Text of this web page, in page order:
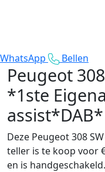
WhatsApp Bellen
Peugeot
*1ste
assist*DAB*
Deze Peugeot 308
teller is te koop voor
en is handgeschakeld.